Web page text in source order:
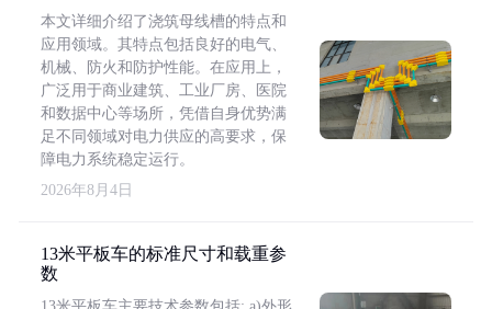
本文详细介绍了浇筑母线槽的特点和
应用领域。其特点包括良好的电气、
机械、防火和防护性能。在应用上，
广泛用于商业建筑、工业厂房、医院
和数据中心等场所，凭借自身优势满
足不同领域对电力供应的高要求，保
障电力系统稳定运行。
2026年8月4日
13米平板车的标准尺寸和载重参
数